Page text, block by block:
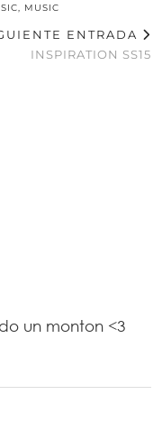
MUSIC
ENTRADA
INSPIRATION SS15
un monton <3